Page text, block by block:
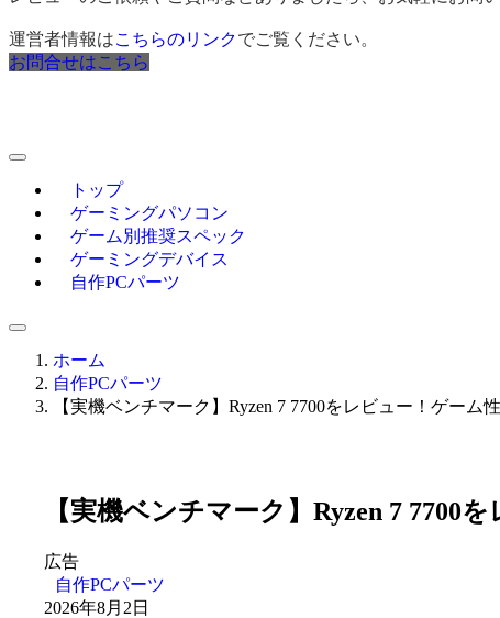
運営者情報はこちらのリンクでご覧ください。
お問合せはこちら
トップ
ゲーミングパソコン
ゲーム別推奨スペック
ゲーミングデバイス
自作PCパーツ
ホーム
自作PCパーツ
【実機ベンチマーク】Ryzen 7 7700をレビュー！ゲーム
【実機ベンチマーク】Ryzen 7 7700
広告
自作PCパーツ
2026年8月2日